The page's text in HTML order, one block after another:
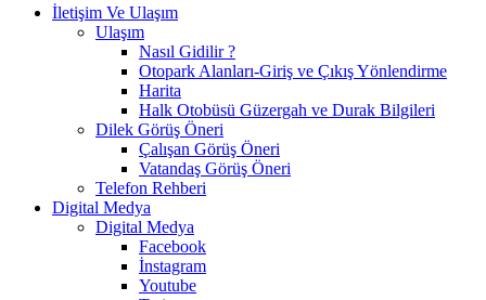
İletişim Ve Ulaşım
Ulaşım
Nasıl Gidilir ?
Otopark Alanları-Giriş ve Çıkış Yönlendirme
Harita
Halk Otobüsü Güzergah ve Durak Bilgileri
Dilek Görüş Öneri
Çalışan Görüş Öneri
Vatandaş Görüş Öneri
Telefon Rehberi
Digital Medya
Digital Medya
Facebook
İnstagram
Youtube